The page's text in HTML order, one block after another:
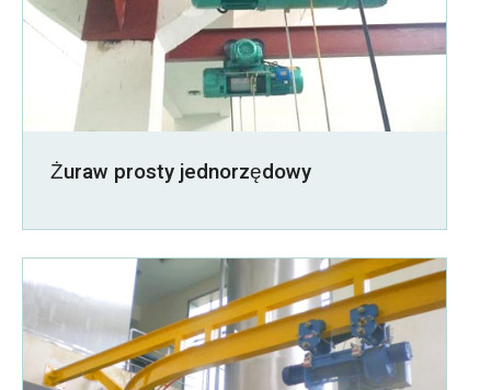
Żuraw prosty jednorzędowy